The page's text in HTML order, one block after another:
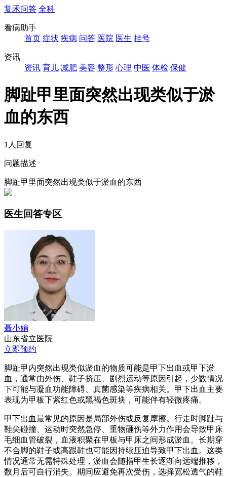
复禾问答 全科
看病助手
首页 症状 疾病 问答 医院 医生 挂号
资讯
资讯 育儿 减肥 美容 整形 心理 中医 体检 保健
脚趾甲里面突然出现类似于淤
血的东西
1人回复
问题描述
脚趾甲里面突然出现类似于淤血的东西
医生回答专区
聂小娟
山东省立医院
立即预约
脚趾甲内突然出现类似淤血的物质可能是甲下出血或甲下淤
血，通常由外伤、鞋子挤压、剧烈运动等原因引起，少数情况
下可能与凝血功能障碍、真菌感染等疾病相关。甲下出血主要
表现为甲板下紫红色或黑褐色斑块，可能伴有轻微疼痛。
甲下出血最常见的原因是局部外伤或反复摩擦。行走时脚趾与
鞋尖碰撞、运动时突然急停、重物砸伤等外力作用会导致甲床
毛细血管破裂，血液积聚在甲板与甲床之间形成淤血。长期穿
不合脚的鞋子或高跟鞋也可能因持续压迫导致甲下出血。这类
情况通常无需特殊处理，淤血会随指甲生长逐渐向远端推移，
数月后可自行消失。期间应避免再次受伤，选择宽松透气的鞋